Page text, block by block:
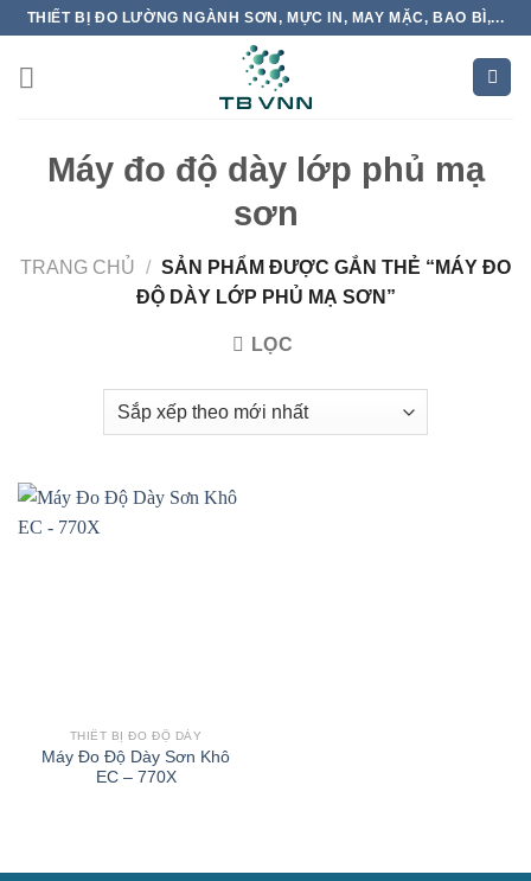
Skip
content
THIẾT BỊ ĐO LƯỜNG NGÀNH SƠN, MỰC IN, MAY MẶC, BAO BÌ,...
Máy đo độ dày lớp phủ mạ
sơn
TRANG CHỦ / SẢN PHẨM ĐƯỢC GẮN THẺ “MÁY ĐO
ĐỘ DÀY LỚP PHỦ MẠ SƠN”
LỌC
THIẾT BỊ ĐO ĐỘ DÀY
Máy Đo Độ Dày Sơn Khô
EC – 770X